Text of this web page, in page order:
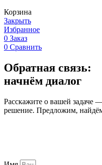
Корзина
Закрыть
Избранное
0 Заказ
0 Сравнить
Обратная связь:
начнём диалог
Расскажите о вашей
решение. Предложим,